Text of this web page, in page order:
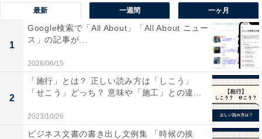
最新 一週間 一ヶ月
1
Google検索で「All About」「All About ニュー
ス」の記事が...
2026/06/15
2
「施行」とは？ 正しい読み方は「しこう」
「せこう」どっち？ 意味や「施工」との違...
2023/10/26
ビジネス文書の書き出し文例集 「時候の挨